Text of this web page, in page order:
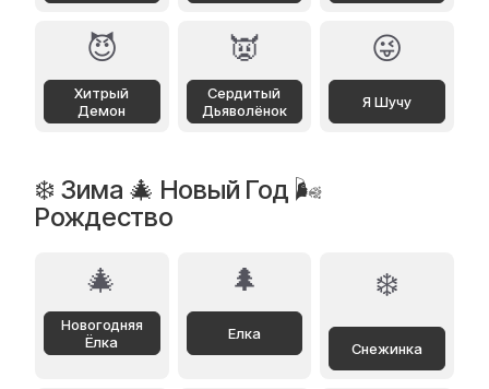
😈
Хитрый
Демон
👿
Сердитый
Дьяволёнок
😜
Я Шучу
❄️ Зима 🎄 Новый Год 🌬️
Рождество
🎄
Новогодняя
Ёлка
🌲
Елка
❄️
Снежинка